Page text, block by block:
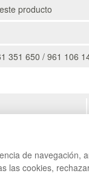
producto
351 650 / 961 106
de navegación,
las cookies,